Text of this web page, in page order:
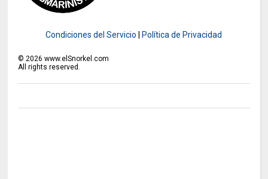
Condiciones del Servicio Política de Privacidad
© 2026 www.elSnorkel.com
All rights reserved.